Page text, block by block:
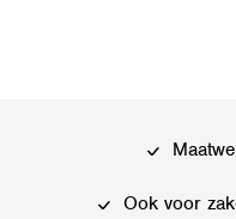
Ook voor